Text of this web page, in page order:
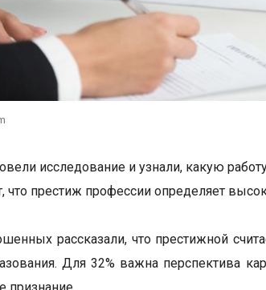
исследование и узнали, какую
что престиж профессии определяет
рассказали, что престижной
Для 32% важна перспектива
признание.